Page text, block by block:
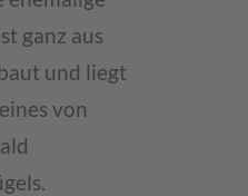
ganz aus
und liegt
von